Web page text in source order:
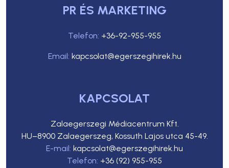
PR ÉS MARKETING
Telefon: +36-92-955-955
Email: kapcsolat@egerszegihirek.hu
KAPCSOLAT
Zalaegerszegi Médiacentrum Kft.
HU–8900 Zalaegerszeg, Kossuth Lajos utca 45-49.
E-mail: kapcsolat@egerszegihirek.hu
Telefon: +36 (92) 955-955